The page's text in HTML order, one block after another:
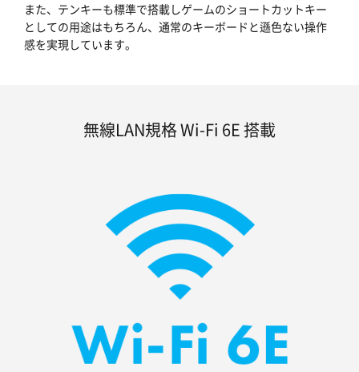
また、テンキーも標準で搭載しゲームのショートカットキー
としての用途はもちろん、通常のキーボードと遜色ない操作
感を実現しています。
無線LAN規格 Wi-Fi 6E 搭載